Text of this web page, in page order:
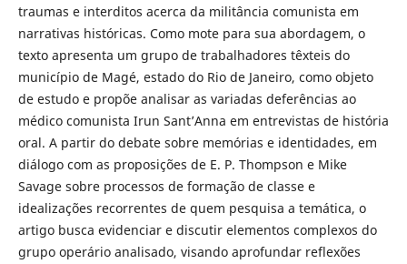
traumas e interditos acerca da militância comunista em
narrativas históricas. Como mote para sua abordagem, o
texto apresenta um grupo de trabalhadores têxteis do
município de Magé, estado do Rio de Janeiro, como objeto
de estudo e propõe analisar as variadas deferências ao
médico comunista Irun Sant’Anna em entrevistas de história
oral. A partir do debate sobre memórias e identidades, em
diálogo com as proposições de E. P. Thompson e Mike
Savage sobre processos de formação de classe e
idealizações recorrentes de quem pesquisa a temática, o
artigo busca evidenciar e discutir elementos complexos do
grupo operário analisado, visando aprofundar reflexões